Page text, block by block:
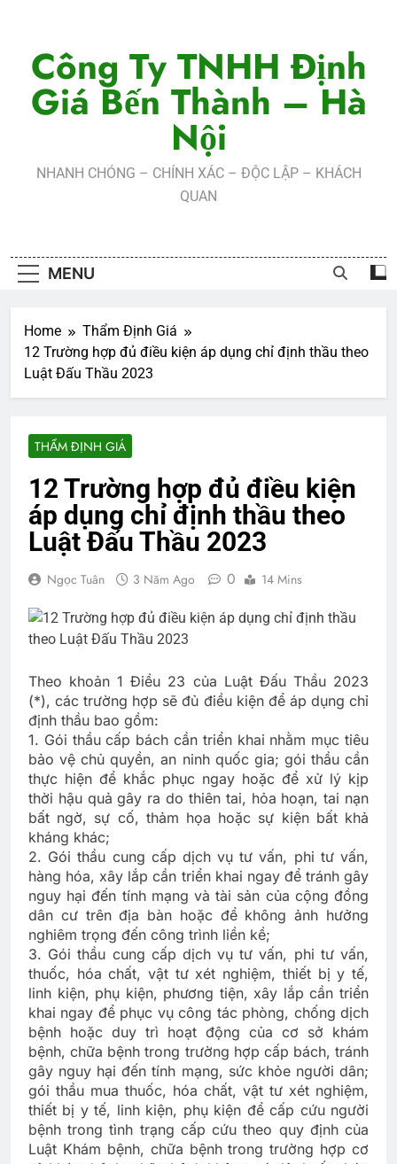
contentCông Ty TNHH Định
Giá Bến Thành – Hà
Nội
NHANH CHÓNG – CHÍNH XÁC – ĐỘC LẬP – KHÁCH
QUAN
MENU
Home
Thẩm Định Giá
12 Trường hợp đủ điều kiện áp dụng chỉ định thầu theo
Luật Đấu Thầu 2023
THẨM ĐỊNH GIÁ
12 Trường hợp đủ điều kiện
áp dụng chỉ định thầu theo
Luật Đấu Thầu 2023
Ngọc Tuân 3 Năm Ago 0 14 Mins
Theo khoản 1 Điều 23 của Luật Đấu Thầu 2023
(*), các trường hợp sẽ đủ điều kiện để áp dụng chỉ
định thầu bao gồm:
1. Gói thầu cấp bách cần triển khai nhằm mục tiêu
bảo vệ chủ quyền, an ninh quốc gia; gói thầu cần
thực hiện để khắc phục ngay hoặc để xử lý kịp
thời hậu quả gây ra do thiên tai, hỏa hoạn, tai nạn
bất ngờ, sự cố, thảm họa hoặc sự kiện bất khả
kháng khác;
2. Gói thầu cung cấp dịch vụ tư vấn, phi tư vấn,
hàng hóa, xây lắp cần triển khai ngay để tránh gây
nguy hại đến tính mạng và tài sản của cộng đồng
dân cư trên địa bàn hoặc để không ảnh hưởng
nghiêm trọng đến công trình liền kề;
3. Gói thầu cung cấp dịch vụ tư vấn, phi tư vấn,
thuốc, hóa chất, vật tư xét nghiệm, thiết bị y tế,
linh kiện, phụ kiện, phương tiện, xây lắp cần triển
khai ngay để phục vụ công tác phòng, chống dịch
bệnh hoặc duy trì hoạt động của cơ sở khám
bệnh, chữa bệnh trong trường hợp cấp bách, tránh
gây nguy hại đến tính mạng, sức khỏe người dân;
gói thầu mua thuốc, hóa chất, vật tư xét nghiệm,
thiết bị y tế, linh kiện, phụ kiện để cấp cứu người
bệnh trong tình trạng cấp cứu theo quy định của
Luật Khám bệnh, chữa bệnh trong trường hợp cơ